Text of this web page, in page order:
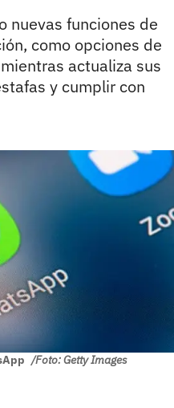
nuevas funciones de
como opciones de
actualiza sus
y cumplir con
/Foto: Getty Images